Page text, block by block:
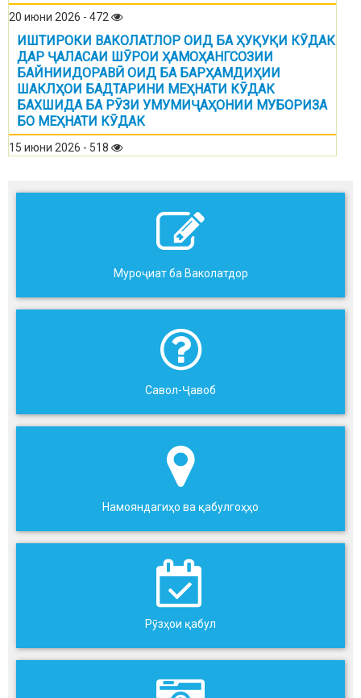
20 июни 2026 - 472
ИШТИРОКИ ВАКОЛАТЛОР ОИД БА ҲУҚУҚИ КӮДАК
ДАР ҶАЛАСАИ ШӮРОИ ҲАМОҲАНГСОЗИИ
БАЙНИИДОРАВӢ ОИД БА БАРҲАМДИҲИИ
ШАКЛҲОИ БАДТАРИНИ МЕҲНАТИ КӮДАК
БАХШИДА БА РӮЗИ УМУМИҶАҲОНИИ МУБОРИЗА
БО МЕҲНАТИ КӮДАК
15 июни 2026 - 518
Муроҷиат ба Ваколатдор
Савол-Ҷавоб
Намояндагиҳо ва қабулгоҳҳо
Рӯзҳои қабул